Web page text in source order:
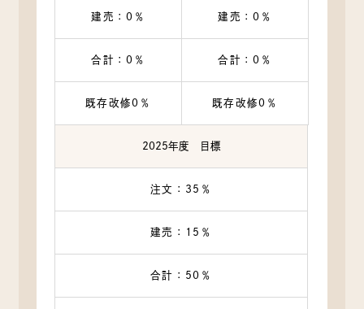
建売：0％ 建売：0％
合計：0％ 合計：0％
既存改修0％ 既存改修0％
2025年度 目標
注文：35％
建売：15％
合計：50％